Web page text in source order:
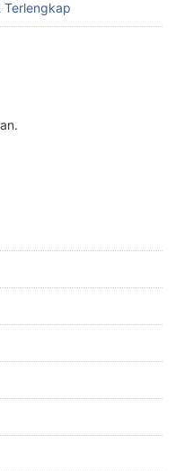
Terlengkap